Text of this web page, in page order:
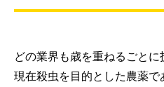
どの業界も歳を重ねるごとに
現在殺虫を目的とした農薬